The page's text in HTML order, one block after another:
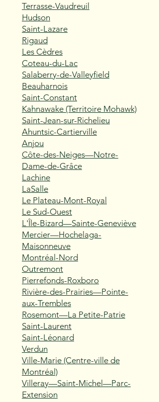
Terrasse-Vaudreuil
Hudson
Saint-Lazare
Rigaud
Les Cèdres
Coteau-du-Lac
Salaberry-de-Valleyfield
Beauharnois
Saint-Constant
Kahnawake (Territoire Mohawk)
Saint-Jean-sur-Richelieu
Ahuntsic-Cartierville
Anjou
Côte-des-Neiges—Notre-
Dame-de-Grâce
Lachine
LaSalle
Le Plateau-Mont-Royal
Le Sud-Ouest
L'Île-Bizard—Sainte-Geneviève
Mercier—Hochelaga-
Maisonneuve
Montréal-Nord
Outremont
Pierrefonds-Roxboro
Rivière-des-Prairies—Pointe-
aux-Trembles
Rosemont—La Petite-Patrie
Saint-Laurent
Saint-Léonard
Verdun
Ville-Marie (Centre-ville de
Montréal)
Villeray—Saint-Michel—Parc-
Extension